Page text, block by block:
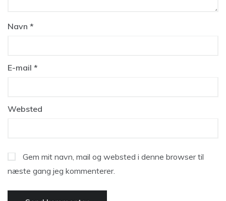
Navn *
E-mail *
Websted
Gem mit navn, mail og websted i denne browser til
næste gang jeg kommenterer.